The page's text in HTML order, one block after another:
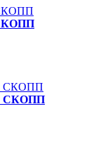
СКОПП
СКОПП